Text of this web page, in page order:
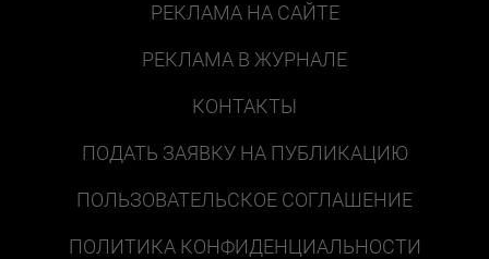
РЕКЛАМА НА САЙТЕ
РЕКЛАМА В ЖУРНАЛЕ
КОНТАКТЫ
ПОДАТЬ ЗАЯВКУ НА ПУБЛИКАЦИЮ
ПОЛЬЗОВАТЕЛЬСКОЕ СОГЛАШЕНИЕ
ПОЛИТИКА КОНФИДЕНЦИАЛЬНОСТИ